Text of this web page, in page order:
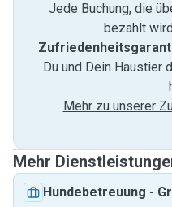
Jede Buchung, die
bezahlt
Du und Dein Haustier
Mehr zu unserer
Mehr
Hundebetreuung -